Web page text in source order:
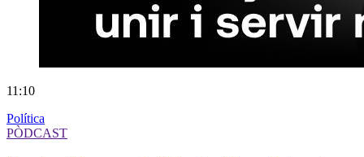
11:10
Política
PÒDCAST